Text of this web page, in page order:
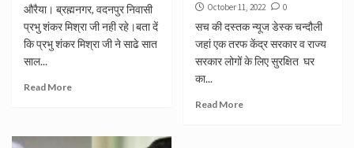
औरैया। ब्रह्मनगर, वदनपुर निवासी
प्रभु शंकर मिश्रा जी नही रहे।बता दें
कि प्रभु शंकर मिश्रा जी ने साढे सात
साल...
Read More
October 11, 2022 0
सच की दस्तक न्यूज डेस्क चन्दौली
जहां एक तरफ केंद्र सरकार व राज्य
सरकार लोगों के लिए सुरक्षित घर
का...
Read More